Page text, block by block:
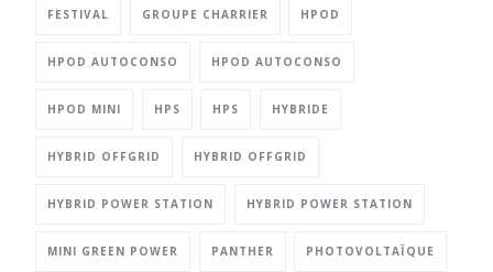
FESTIVAL GROUPE CHARRIER HPOD
HPOD AUTOCONSO HPOD AUTOCONSO
HPOD MINI HPS HPS HYBRIDE
HYBRID OFFGRID HYBRID OFFGRID
HYBRID POWER STATION HYBRID POWER STATION
MINI GREEN POWER PANTHER PHOTOVOLTAÏQUE